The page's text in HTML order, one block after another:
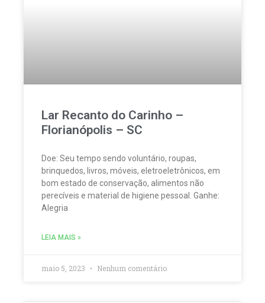
Lar Recanto do Carinho –
Florianópolis – SC
Doe: Seu tempo sendo voluntário, roupas,
brinquedos, livros, móveis, eletroeletrônicos, em
bom estado de conservação, alimentos não
perecíveis e material de higiene pessoal. Ganhe:
Alegria
LEIA MAIS »
maio 5, 2023 Nenhum comentário